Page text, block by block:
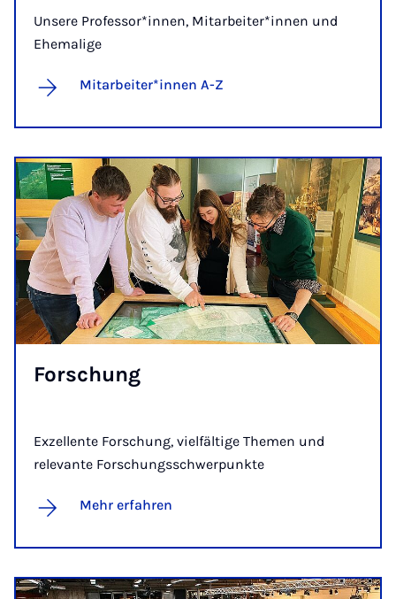
Unsere Professor*innen, Mitarbeiter*innen und
Ehemalige
Mitarbeiter*innen A-Z
For­schung
Exzellente Forschung, vielfältige Themen und
relevante Forschungsschwerpunkte
Mehr erfahren